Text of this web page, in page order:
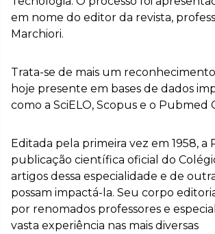
em nome do editor da revista,
Marchiori.
Trata-se de mais um
hoje presente em bases de dados
como a SciELO, Scopus e o Pubmed
Editada pela primeira vez em 1958, a
publicação científica oficial do
artigos dessa especialidade e de
possam impactá-la. Seu corpo
por renomados professores e
vasta experiência nas mais diversas